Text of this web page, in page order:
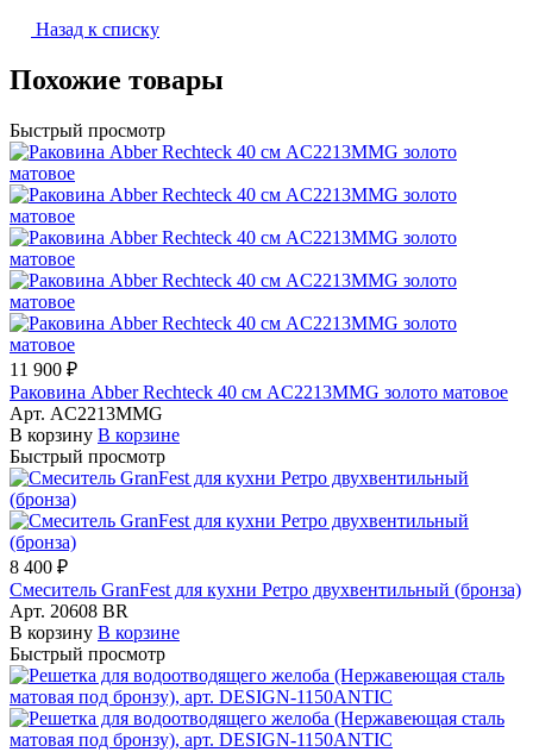
Назад к списку
Похожие товары
Быстрый просмотр
11 900 ₽
Раковина Abber Rechteck 40 см AC2213MMG золото матовое
Арт. AC2213MMG
В корзину В корзине
Быстрый просмотр
8 400 ₽
Смеситель GranFest для кухни Ретро двухвентильный (бронза)
Арт. 20608 BR
В корзину В корзине
Быстрый просмотр